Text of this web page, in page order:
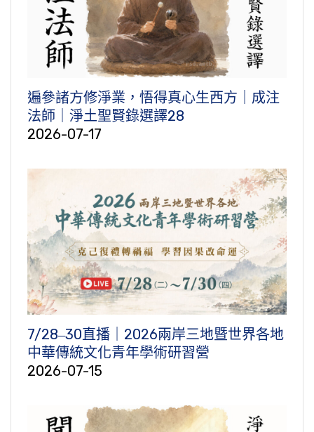
遍參諸方修淨業，悟得真心生西方｜成注
法師｜淨土聖賢錄選譯28
2026-07-17
7/28‒30直播｜2026兩岸三地暨世界各地
中華傳統文化青年學術研習營
2026-07-15